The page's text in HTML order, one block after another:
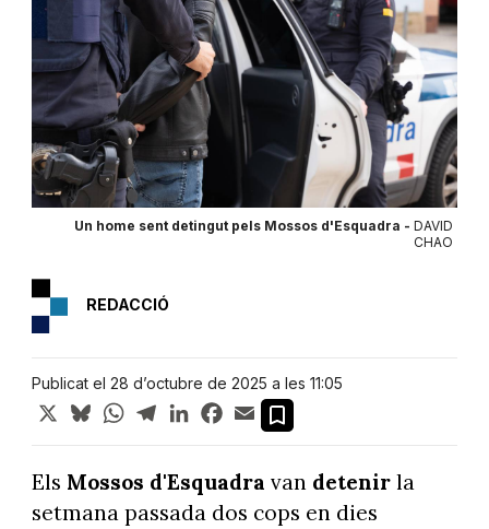
Un home sent detingut pels Mossos d'Esquadra - DAVID
CHAO
REDACCIÓ
Publicat el 28 d’octubre de 2025 a les 11:05
X BlueskyWhatsApp
TelegramLinkedInFacebook
Email
Els Mossos d'Esquadra van detenir la
setmana passada dos cops en dies